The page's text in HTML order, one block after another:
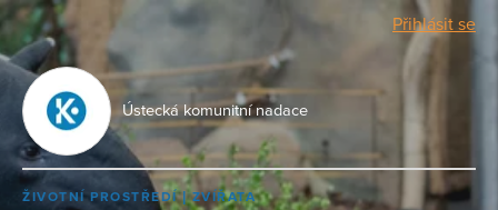
Přihlásit se
Ústecká komunitní nadace
ŽIVOTNÍ PROSTŘEDÍ ZVÍŘATA